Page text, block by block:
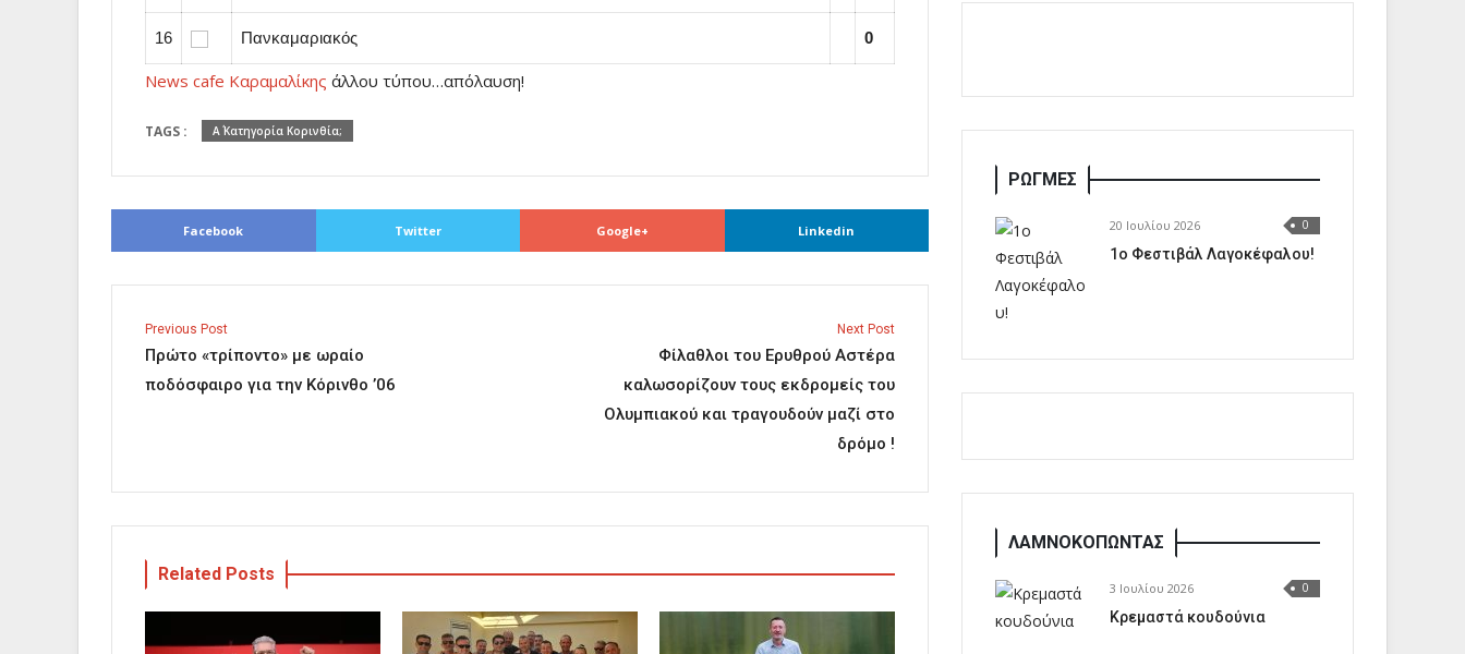
16 Πανκαμαριακός 0
News cafe Καραμαλίκης άλλου τύπου…απόλαυση!
TAGS : Α΄ Κατηγορία Κορινθία;
Facebook Twitter Google+ Linkedin
Previous Post
Πρώτο «τρίποντο» με ωραίο
ποδόσφαιρο για την Κόρινθο ’06
Next Post
Φίλαθλοι του Ερυθρού Αστέρα
καλωσορίζουν τους εκδρομείς του
Ολυμπιακού και τραγουδούν μαζί στο
δρόμο !
Related Posts
ΡΩΓΜΕΣ
20 Ιουλίου 2026 0
1o Φεστιβάλ Λαγοκέφαλου!
ΛΑΜΝΟΚΟΠΩΝΤΑΣ
3 Ιουλίου 2026 0
Κρεμαστά κουδούνια